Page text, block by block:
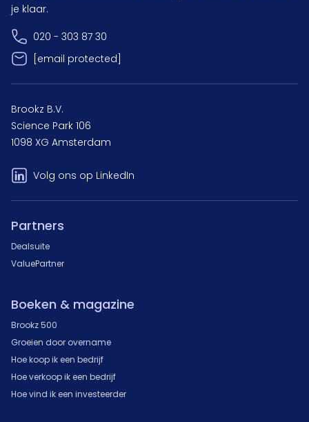
je klaar.
020 - 303 87 30
[email protected]
Brookz B.V.
Science Park 106
1098 XG Amsterdam
Volg ons op LinkedIn
Partners
Dealsuite
ValuePartner
Boeken & magazine
Brookz 500
Groeien door overname
Hoe koop ik een bedrijf
Hoe verkoop ik een bedrijf
Hoe vind ik een investeerder